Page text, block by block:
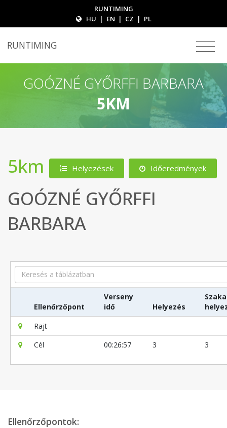
RUNTIMING
HU | EN | CZ | PL
RUNTIMING
GOÓZNÉ GYŐRFFI BARBARA
5KM
Helyezések Időeredmények
5km
GOÓZNÉ GYŐRFFI
BARBARA
Search
Ellenőrzőpont
Verseny
idő
Helyezés
Rajt
Cél
00:26:57 3 3
Ellenőrzőpontok: